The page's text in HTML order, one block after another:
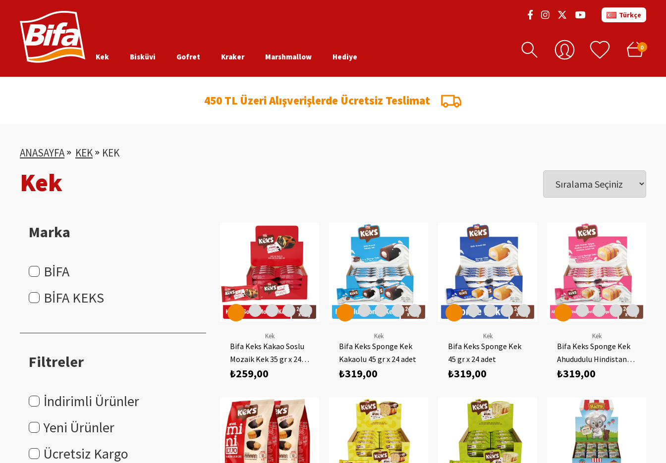
Türkçe
0
Kek Bisküvi Gofret Kraker Marshmallow Hediye
450 TL Üzeri Alışverişlerde Ücretsiz Teslimat
ANASAYFA KEK KEK
Kek
Marka
BİFA
BİFA KEKS
Filtreler
İndirimli Ürünler
Yeni Ürünler
Ücretsiz Kargo
Kek
Bifa Keks Kakao Soslu
Mozaik Kek 35 gr x 24
adet
₺259,00
Kek
Bifa Keks Sponge Kek
Kakaolu 45 gr x 24 adet
₺319,00
Kek
Bifa Keks Sponge Kek
45 gr x 24 adet
₺319,00
Kek
Bifa Keks Sponge Kek
Ahududulu Hindistan
Cevizli 45 gr x 24 adet
₺319,00